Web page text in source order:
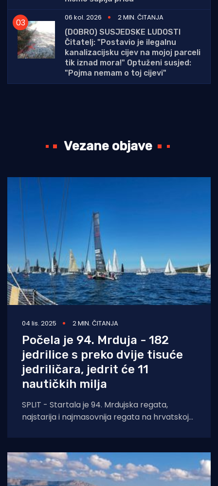
06 kol. 2026
2 MIN. ČITANJA
(DOBRO) SUSJEDSKE LUDOSTI
Čitatelj: "Postavio je ilegalnu
kanalizacijsku cijev na mojoj parceli
tik iznad mora!" Optuženi susjed:
"Pojma nemam o toj cijevi"
Vezane objave
04 lis. 2025 2 MIN. ČITANJA
Počela je 94. Mrduja - 182
jedrilice s preko dvije tisuće
jedriličara, jedrit će 11
nautičkih milja
SPLIT - Startala je 94. Mrdujska regata,
najstarija i najmasovnija regata na hrvatskoj